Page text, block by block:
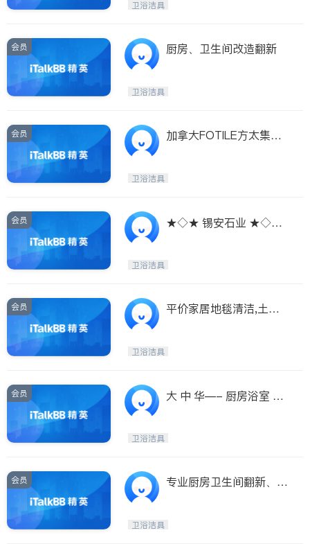
卫浴洁具
会员 厨房、卫生间改造翻新
卫浴洁具
会员
加拿大FOTILE方太集团
卫浴洁具
会员
★◇★ 锡安石业 ★◇★
卫浴洁具
会员
平价家居地毯清洁,土库
卫浴洁具
会员
大 中 华—- 厨房浴室 如
卫浴洁具
会员
专业厨房卫生间翻新、粉
卫浴洁具